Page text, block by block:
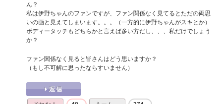
ん？
私は伊野ちゃんのファンですが、ファン関係なく見てるとただの両思
いの画と見えてしまいます。。。（一方的に伊野ちゃんがスキとか）
ボディータッチもどちらかと言えば多い方だし、、、私だけでしょう
か？
ファン関係なく見ると皆さんはどう思いますか？
（もし不可解に思ったならすいません）